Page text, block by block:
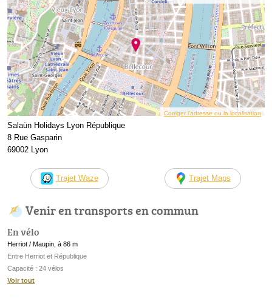
Corriger l’adresse ou la localisation
Salaün Holidays Lyon République
8 Rue Gasparin
69002 Lyon
Trajet Waze Trajet Maps
Venir en transports en commun
En vélo
Herriot / Maupin, à 86 m
Entre Herriot et République
Capacité : 24 vélos
Voir tout